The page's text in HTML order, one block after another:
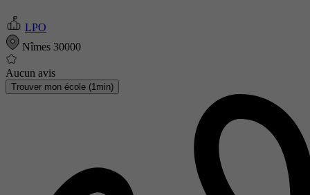
LPO
Nîmes 30000
Aucun avis
Trouver mon école (1min)